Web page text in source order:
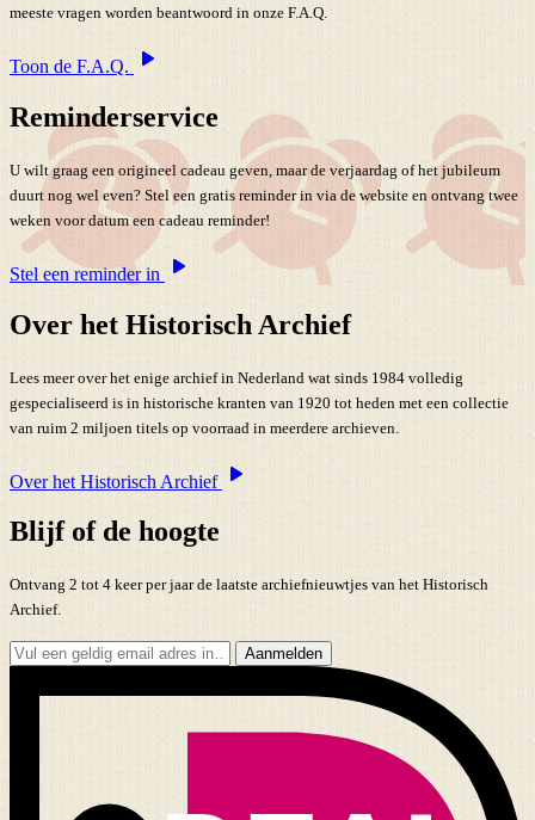
meeste vragen worden beantwoord in onze F.A.Q.
Toon de F.A.Q.
Reminderservice
U wilt graag een origineel cadeau geven, maar de verjaardag of het jubileum
duurt nog wel even? Stel een gratis reminder in via de website en ontvang twee
weken voor datum een cadeau reminder!
Stel een reminder in
Over het Historisch Archief
Lees meer over het enige archief in Nederland wat sinds 1984 volledig
gespecialiseerd is in historische kranten van 1920 tot heden met een collectie
van ruim 2 miljoen titels op voorraad in meerdere archieven.
Over het Historisch Archief
Blijf of de hoogte
Ontvang 2 tot 4 keer per jaar de laatste archiefnieuwtjes van het Historisch
Archief.
Aanmelden